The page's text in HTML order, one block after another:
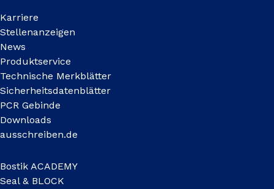
Karriere
Stellenanzeigen
News
Produktservice
Technische Merkblätter
Sicherheitsdatenblätter
PCR Gebinde
Downloads
ausschreiben.de
Bostik ACADEMY
Seal & BLOCK